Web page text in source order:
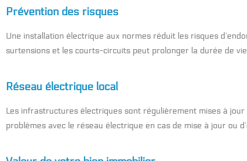
Prévention des risques
Une installation électrique aux normes réduit les risques
surtensions et les courts-circuits peut prolonger la durée de
Réseau électrique local
Les infrastructures électriques sont régulièrement mises à
problèmes avec le réseau électrique en cas de mise à jour ou